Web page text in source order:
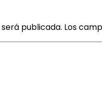
publicada. Los